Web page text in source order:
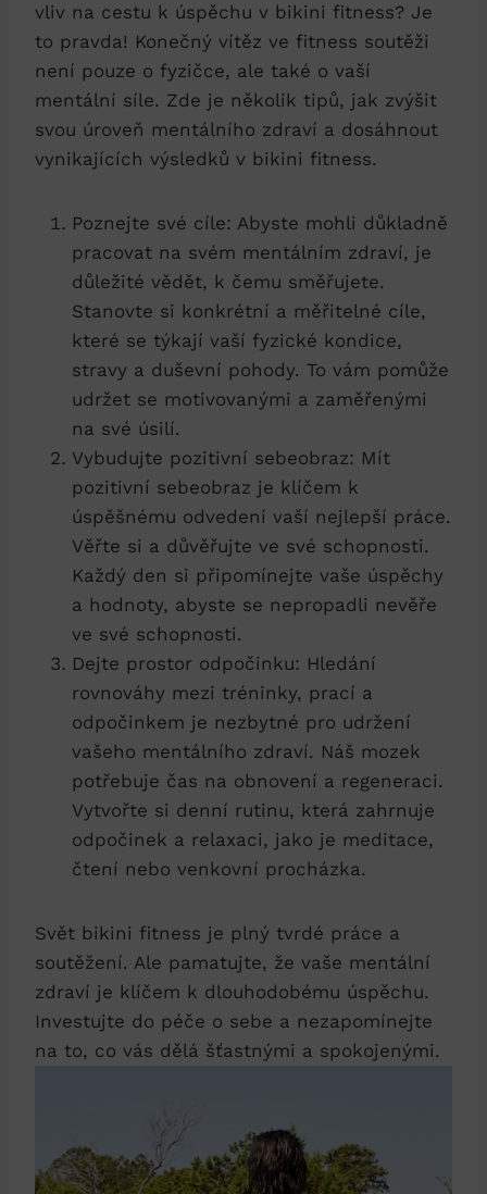
vliv na‌ cestu‍ k úspěchu v bikini fitness?‍ Je
to pravda! Konečný vítěz‍ ve fitness soutěži
není ‍pouze o fyzičce, ale také ​o⁤ vaší
mentální síle.​ Zde je několik tipů, jak zvýšit
svou úroveň mentálního‍ zdraví a ⁢dosáhnout
vynikajících výsledků v bikini fitness.
Poznejte ‌své cíle: Abyste ⁣mohli důkladně
pracovat na svém mentálním zdraví, je
důležité vědět, ⁣k ⁤čemu směřujete.
Stanovte si konkrétní a měřitelné cíle,
které se ⁣týkají ⁢vaší‌ fyzické ‌kondice,
stravy ‍a duševní pohody. To vám pomůže⁤
udržet ⁣se ⁣motivovanými⁤ a zaměřenými
na ⁤své‌ úsilí.
Vybudujte pozitivní sebeobraz: Mít
pozitivní sebeobraz je⁣ klíčem k
úspěšnému odvedení vaší nejlepší ​práce.
​Věřte⁣ si a důvěřujte ve ‌své schopnosti.
Každý den si ⁤připomínejte⁢ vaše úspěchy
a ⁢hodnoty, abyste se nepropadli nevěře ​
ve své⁣ schopnosti.
Dejte prostor odpočinku: Hledání
rovnováhy mezi tréninky, prací a
odpočinkem je nezbytné‌ pro udržení
‍vašeho‍ mentálního zdraví. Náš‍ mozek
potřebuje čas na obnovení a regeneraci.
Vytvořte si denní rutinu,​ která zahrnuje
odpočinek a relaxaci, jako je meditace,
⁤čtení nebo venkovní procházka.
Svět bikini fitness je plný tvrdé práce ‍a⁤
soutěžení. ‌Ale pamatujte, že vaše mentální
zdraví ⁣je klíčem k dlouhodobému úspěchu.
Investujte do⁤ péče o sebe a nezapomínejte
‌na ‍to, co⁣ vás dělá⁢ šťastnými a spokojenými.